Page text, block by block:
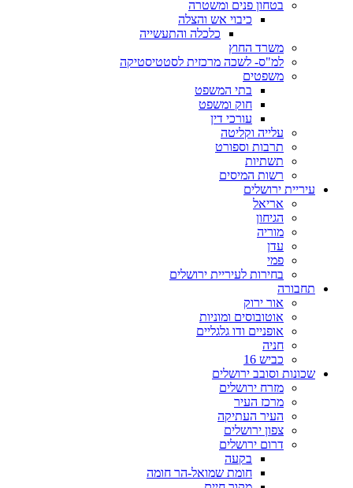
בטחון פנים ומשטרה
כיבוי אש והצלה
כלכלה והתעשייה
משרד החוץ
למ"ס- לשכה מרכזית לסטטיסטיקה
משפטים
בתי המשפט
חוק ומשפט
עורכי דין
עלייה וקליטה
תרבות וספורט
תשתיות
רשות המיסים
עיריית ירושלים
אריאל
הגיחון
מוריה
עדן
פמי
בחירות לעיריית ירושלים
תחבורה
אור ירוק
אוטובוסים ומוניות
אופניים ודו גלגליים
חניה
כביש 16
שכונות וסובב ירושלים
מזרח ירושלים
מרכז העיר
העיר העתיקה
צפון ירושלים
דרום ירושלים
בקעה
חומת שמואל-הר חומה